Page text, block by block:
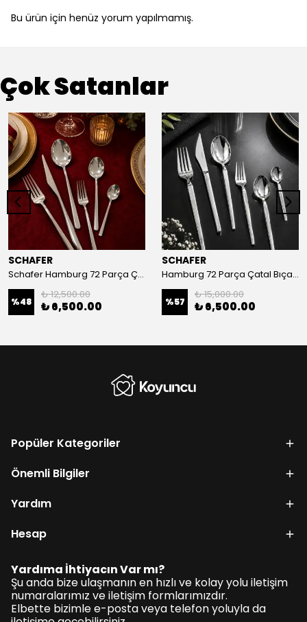
Bu ürün için henüz yorum yapılmamış.
Çok Satanlar
SCHAFER
Schafer Hamburg 72 Parça Çatal Kaşık Bıçak Takımı
%48
₺ 12,500.00
₺ 6,500.00
SCHAFER
Hamburg 72 Parça Çatal Bıçak Takımı
%57
₺ 15,000.00
₺ 6,500.00
Popüler Kategoriler
Önemli Bilgiler
Yardım
Hesap
Yardıma İhtiyacın Var mı?
Şu anda bize ulaşmanın en hızlı ve kolay yolu iletişim
numaralarımız ve iletişim formlarımızdır.
Elbette bizimle e-posta veya telefon yoluyla da